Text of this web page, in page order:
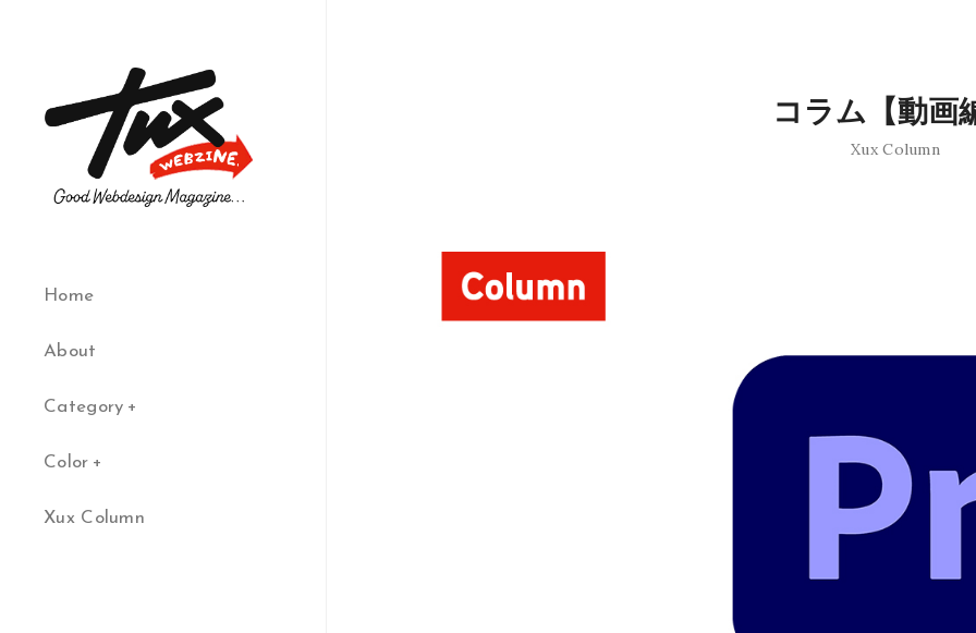
Home
About
Category
Color
Xux Column
コラム【動画
Xux Column